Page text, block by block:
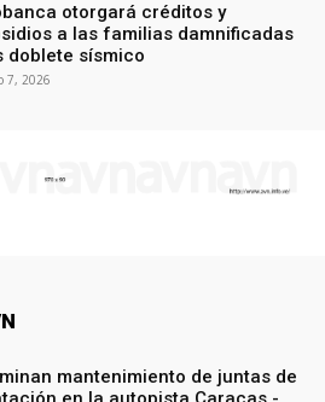
otorgará créditos y
a las familias damnificadas
doblete sísmico
7, 2026
mantenimiento de juntas de